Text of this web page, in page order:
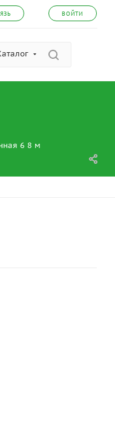
ВОЙТИ
6 8 м